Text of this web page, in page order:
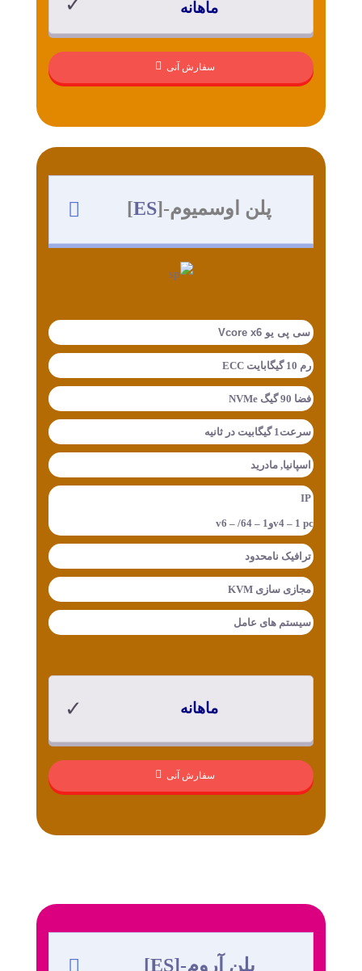
ماهانه
سفارش آنی
پلن اوسمیوم-[ES
]
سی پی یو Vcore x6
رم 10 گیگابایت ECC
فضا 90 گیگ NVMe
سرعت1 گیگابیت در ثانیه
اسپانیا, مادرید
IP
v4 – 1 pcوv6 – /64 – 1
ترافیک نامحدود
مجازی سازی KVM
سیستم های عامل
ماهانه
سفارش آنی
پلن آروم-[ES]